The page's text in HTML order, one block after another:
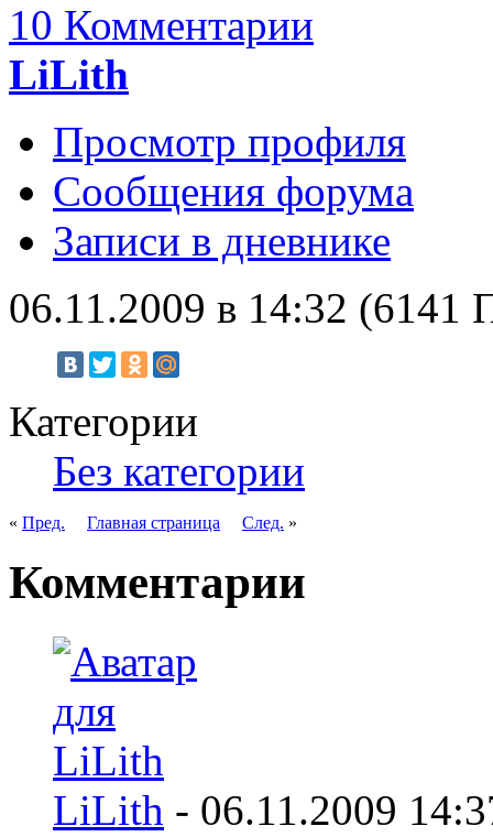
10 Комментарии
LiLith
Просмотр профиля
Сообщения форума
Записи в дневнике
06.11.2009 в 14:32 (6141
Категории
Без категории
« Пред. Главная страница След. »
Комментарии
LiLith - 06.11.2009